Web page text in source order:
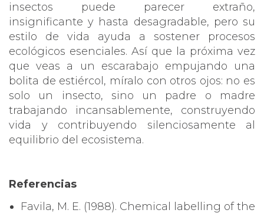
insectos puede parecer extraño,
insignificante y hasta desagradable, pero su
estilo de vida ayuda a sostener procesos
ecológicos esenciales. Así que la próxima vez
que veas a un escarabajo empujando una
bolita de estiércol, míralo con otros ojos: no es
solo un insecto, sino un padre o madre
trabajando incansablemente, construyendo
vida y contribuyendo silenciosamente al
equilibrio del ecosistema.
Referencias
Favila, M. E. (1988). Chemical labelling of the